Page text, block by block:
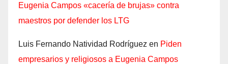
Eugenia Campos «cacería de brujas» contra
maestros por defender los LTG
Luis Fernando Natividad Rodríguez en Piden
empresarios y religiosos a Eugenia Campos